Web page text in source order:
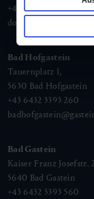
+43 6432 3393 460
Bad Hofgastein
Tauernplatz 1,
5630 Bad Hofgastein
+43 6432 3393 260
Bad Gastein
Kaiser Franz Josefstr.
5640 Bad Gastein
+43 6432 3393 560